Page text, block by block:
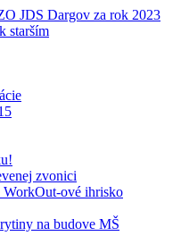
JDS Dargov za rok 2023
starším
zvonici
WorkOut-ové ihrisko
na budove MŠ